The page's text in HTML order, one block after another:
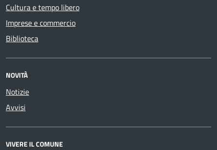
Cultura e tempo libero
Imprese e commercio
Biblioteca
NOVITÀ
Notizie
Avvisi
VIVERE IL COMUNE